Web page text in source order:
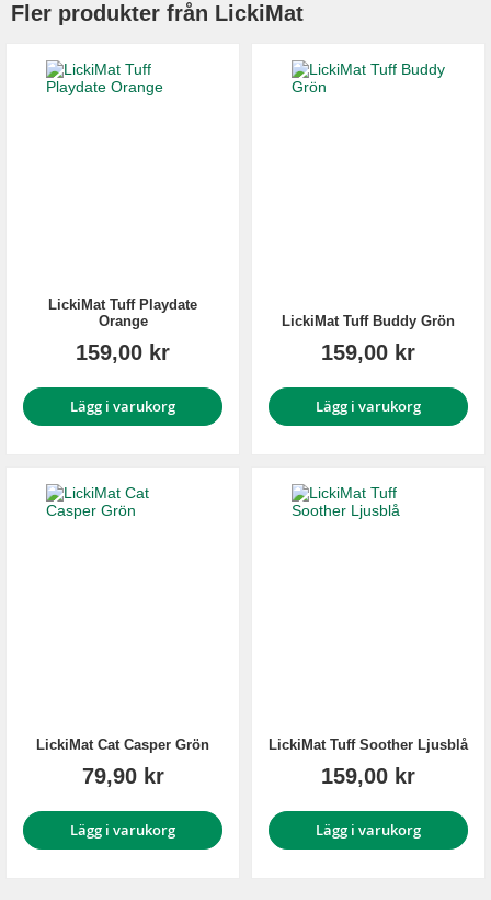
Fler produkter från LickiMat
LickiMat Tuff Playdate
Orange
159,00 kr
Lägg i varukorg
LickiMat Tuff Buddy Grön
159,00 kr
Lägg i varukorg
LickiMat Cat Casper Grön
79,90 kr
Lägg i varukorg
LickiMat Tuff Soother Ljusblå
159,00 kr
Lägg i varukorg